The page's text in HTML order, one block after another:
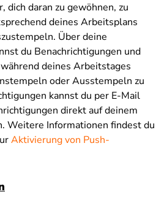
dich daran zu gewöhnen, zu
deines Arbeitsplans
Über deine
du Benachrichtigungen und
deines Arbeitstages
oder Ausstempeln zu
kannst du per E-Mail
direkt auf deinem
Weitere Informationen findest du
Aktivierung von Push-